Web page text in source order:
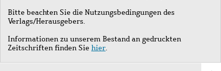
Bitte beachten Sie die Nutzungsbedingungen des
Verlags/Herausgebers.
Informationen zu unserem Bestand an gedruckten
Zeitschriften finden Sie hier.